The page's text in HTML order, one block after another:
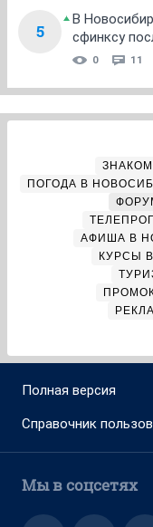
5
В
сфинксу
0 11
ПОГОДА В
АФИША В
КУРСЫ
Полная версия
Справочник
Мы в соцсетях